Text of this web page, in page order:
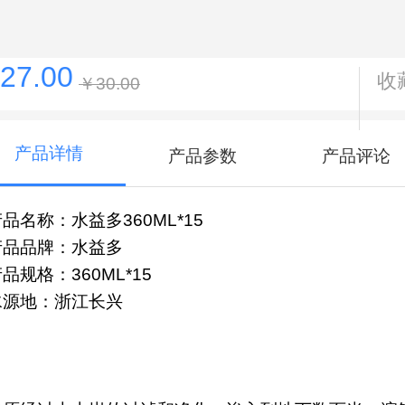
￥30.00 收
产品详情 产品参数 产品评论
品名称：水益多360ML*15
品牌：水益多
品规格：360ML*15
地：浙江长兴